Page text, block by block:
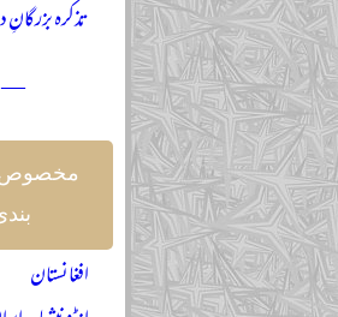
تذکرہ
—
مخصوص
افغانستان